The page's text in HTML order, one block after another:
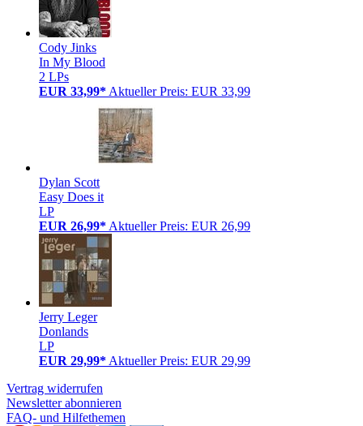
Cody Jinks
In My Blood
2 LPs
EUR 33,99* Aktueller Preis: EUR 33,99
Dylan Scott
Easy Does it
LP
EUR 26,99* Aktueller Preis: EUR 26,99
Jerry Leger
Donlands
LP
EUR 29,99* Aktueller Preis: EUR 29,99
Vertrag widerrufen
Newsletter abonnieren
FAQ- und Hilfethemen